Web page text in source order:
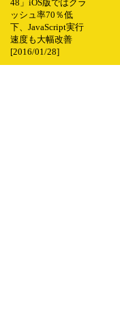
48」iOS版ではクラ
ッシュ率70％低
下、JavaScript実行
速度も大幅改善
[2016/01/28]